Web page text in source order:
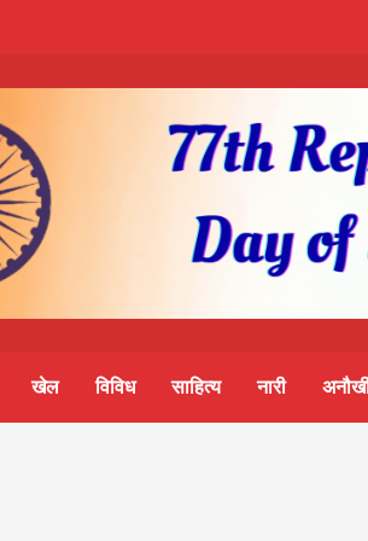
खेल विविध साहित्य नारी